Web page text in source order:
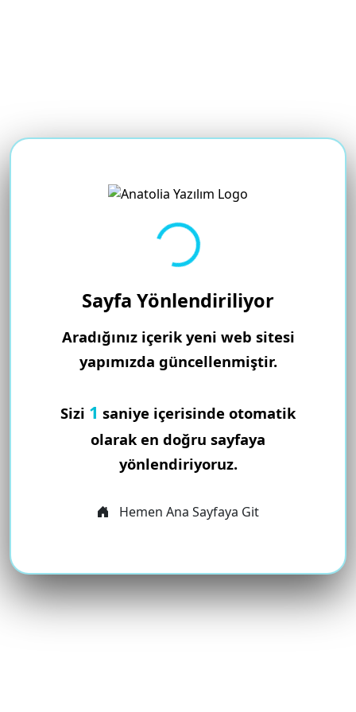
Sayfa Yönlendiriliyor
Aradığınız içerik yeni web sitesi
yapımızda güncellenmiştir.
Sizi 1 saniye içerisinde otomatik
olarak en doğru sayfaya
yönlendiriyoruz.
Hemen Ana Sayfaya Git